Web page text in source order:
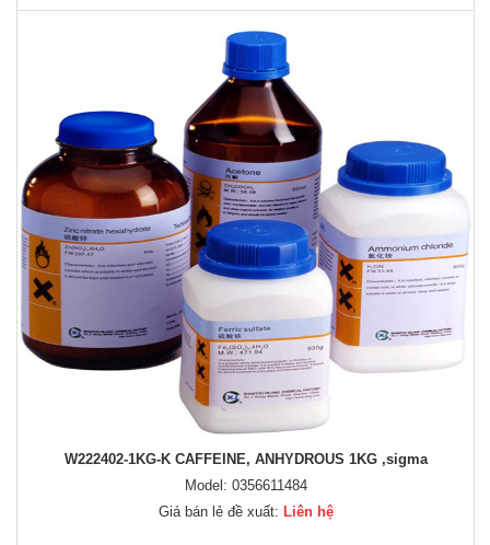
W222402-1KG-K CAFFEINE, ANHYDROUS 1KG ,sigma
Model: 0356611484
Giá bán lẻ đề xuất: Liên hệ